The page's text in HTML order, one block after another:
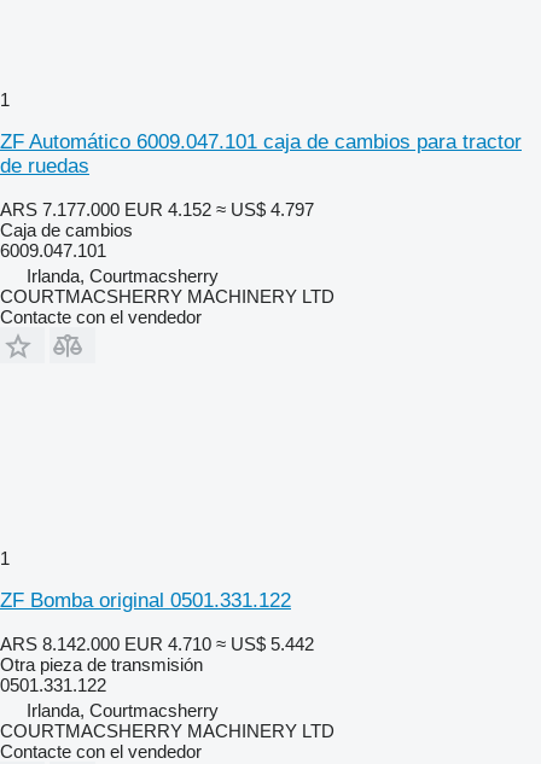
1
ZF Automático 6009.047.101 caja de cambios para tractor
de ruedas
ARS 7.177.000 EUR 4.152 ≈ US$ 4.797
Caja de cambios
6009.047.101
Irlanda, Courtmacsherry
COURTMACSHERRY MACHINERY LTD
Contacte con el vendedor
1
ZF Bomba original 0501.331.122
ARS 8.142.000 EUR 4.710 ≈ US$ 5.442
Otra pieza de transmisión
0501.331.122
Irlanda, Courtmacsherry
COURTMACSHERRY MACHINERY LTD
Contacte con el vendedor